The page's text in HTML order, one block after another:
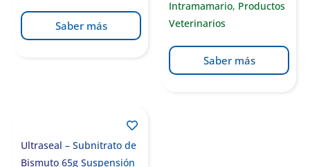
Saber más
Intramamario, Productos
Veterinarios
Saber más
Ultraseal – Subnitrato de
Bismuto 65g Suspensión